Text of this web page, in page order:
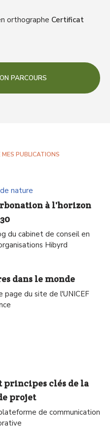
orthographe Certificat
PARCOURS
PUBLICATIONS
à l'horizon
du cabinet de conseil en
Hibyrd
dans le monde
page du site de l'UNICEF
principes clés de la
projet
de communication